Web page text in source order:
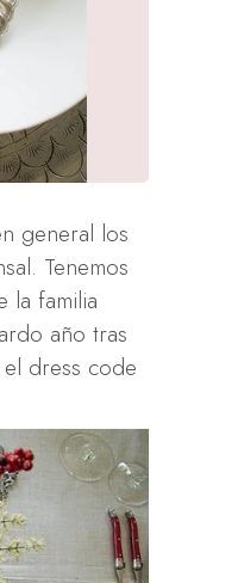
general los
Tenemos
la familia
año tras
dress code